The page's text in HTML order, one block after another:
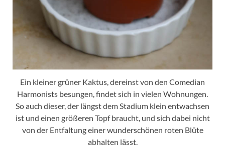
Ein kleiner grüner Kaktus, dereinst von den Comedian
Harmonists besungen, findet sich in vielen Wohnungen.
So auch dieser, der längst dem Stadium klein entwachsen
ist und einen größeren Topf braucht, und sich dabei nicht
von der Entfaltung einer wunderschönen roten Blüte
abhalten lässt.